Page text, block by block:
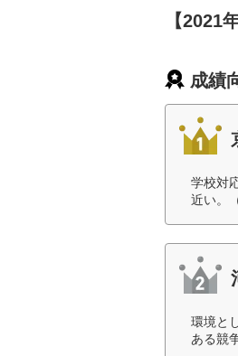
【2021
成績
学校対
近い。
環境と
ある競